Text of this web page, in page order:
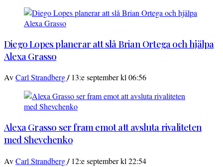
Diego Lopes planerar att slå Brian Ortega och hjälpa
Alexa Grasso
AvCarl Strandberg/ 13:e september kl 06:56
Alexa Grasso ser fram emot att avsluta rivaliteten
med Shevchenko
AvCarl Strandberg/ 12:e september kl 22:54